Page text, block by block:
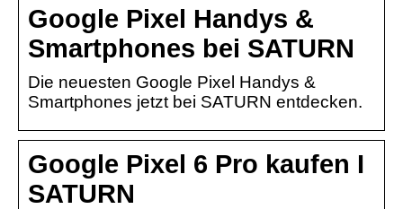
Google Pixel Handys &
Smartphones bei SATURN
Die neuesten Google Pixel Handys &
Smartphones jetzt bei SATURN entdecken.
Google Pixel 6 Pro kaufen I
SATURN